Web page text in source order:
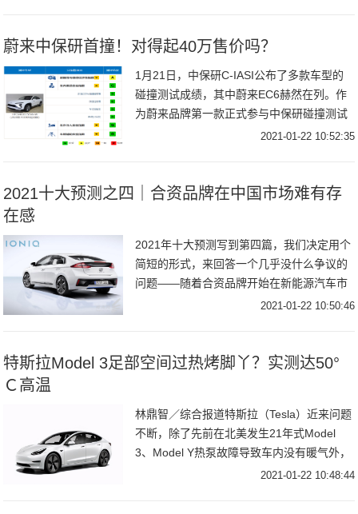
蔚来中保研首撞！对得起40万售价吗？
1月21日，中保研C-IASI公布了多款车型的
碰撞测试成绩，其中蔚来EC6赫然在列。作
为蔚来品牌第一款正式参与中保研碰撞测试
的车型，EC6的表现究竟如何？对得起它
2021-01-22 10:52:35
2021十大预测之四｜合资品牌在中国市场难有存
在感
2021年十大预测写到第四篇，我们决定用个
简短的形式，来回答一个几乎没什么争议的
问题——随着合资品牌开始在新能源汽车市
场发力，一些全新产品的入局，会对今年的
2021-01-22 10:50:46
特斯拉Model 3足部空间过热烤脚丫？实测达50°
Ｃ高温
林鼎智／综合报道特斯拉（Tesla）近来问题
不断，除了先前在北美发生21年式Model
3、Model Y热泵故障导致车内没有暖气外，
现在还发生相反的情况，因为最近就有美国
2021-01-22 10:48:44